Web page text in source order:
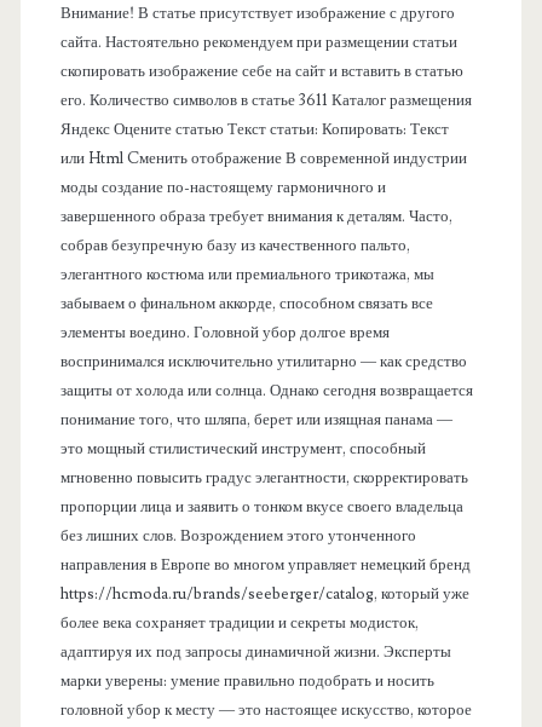
Внимание! В статье присутствует изображение с другого
сайта. Настоятельно рекомендуем при размещении статьи
скопировать изображение себе на сайт и вставить в статью
его. Количество символов в статье 3611 Каталог размещения
Яндекс Оцените статью Текст статьи: Копировать: Текст
или Html Cменить отображение В современной индустрии
моды создание по-настоящему гармоничного и
завершенного образа требует внимания к деталям. Часто,
собрав безупречную базу из качественного пальто,
элегантного костюма или премиального трикотажа, мы
забываем о финальном аккорде, способном связать все
элементы воедино. Головной убор долгое время
воспринимался исключительно утилитарно — как средство
защиты от холода или солнца. Однако сегодня возвращается
понимание того, что шляпа, берет или изящная панама —
это мощный стилистический инструмент, способный
мгновенно повысить градус элегантности, скорректировать
пропорции лица и заявить о тонком вкусе своего владельца
без лишних слов. Возрождением этого утонченного
направления в Европе во многом управляет немецкий бренд
https://hcmoda.ru/brands/seeberger/catalog, который уже
более века сохраняет традиции и секреты модисток,
адаптируя их под запросы динамичной жизни. Эксперты
марки уверены: умение правильно подобрать и носить
головной убор к месту — это настоящее искусство, которое